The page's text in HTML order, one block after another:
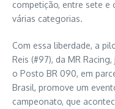
competição, entre sete e
várias categorias.
Com essa liberdade, a
Reis (#97), da MR
o Posto BR 090, em
Brasil, promove um
campeonato, que